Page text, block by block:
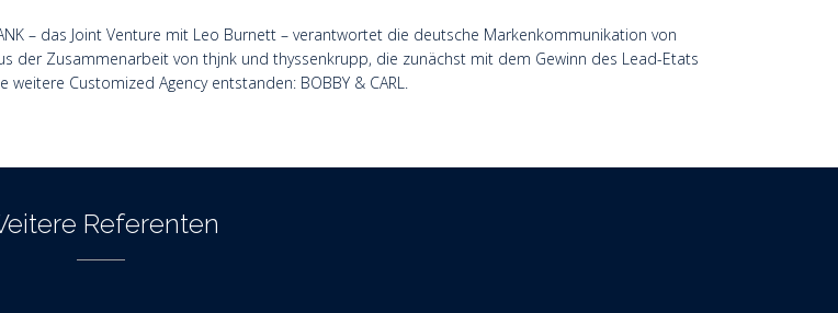
TANK – das Joint Venture mit Leo Burnett – verantwortet die deutsche Markenkommunikation von
der Zusammenarbeit von thjnk und thyssenkrupp, die zunächst mit dem Gewinn des Lead-Etats
weitere Customized Agency entstanden: BOBBY & CARL.
Referenten